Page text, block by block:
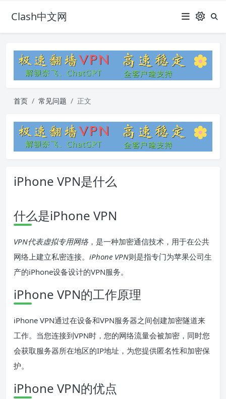
Clash中文网
首页 常见问题 正文
iPhone VPN是什么
什么是iPhone VPN
VPN代表虚拟专用网络 ，是一种加密通信技术，用于在公共
网络上建立私密连接。 iPhone VPN则是指专门为苹果公司生
产的iPhone设备设计的VPN服务。
iPhone VPN的工作原理
iPhone VPN通过在设备和VPN服务器之间创建加密隧道来
工作。当您连接到VPN时，您的网络流量会被加密，同时您
会获取服务器所在地区的IP地址，为您提供匿名性和加密保
护。
iPhone VPN的优点